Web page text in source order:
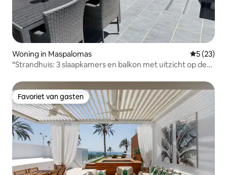
Woning in Maspalomas
5 (23)
“Strandhuis: 3 slaapkamers en balkon met uitzicht op de
Favoriet van gasten
Favoriet van gasten